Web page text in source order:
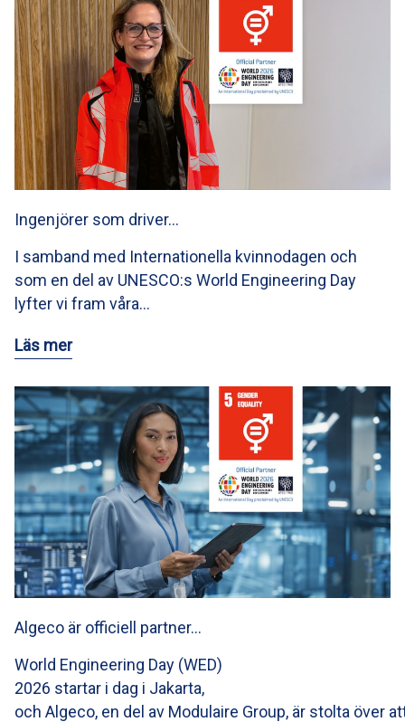
Ingenjörer som driver…
I samband med Internationella kvinnodagen och
som en del av UNESCO:s World Engineering Day
lyfter vi fram våra…
Läs mer
Algeco är officiell partner…
World Engineering Day (WED)
2026 startar i dag i Jakarta,
och Algeco, en del av Modulaire Group, är stolta över